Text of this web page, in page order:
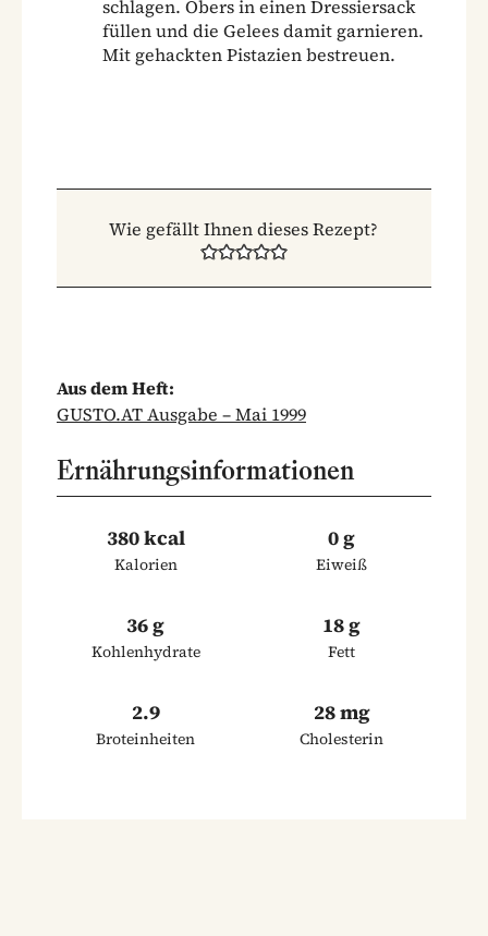
schlagen. Obers in einen Dressiersack
füllen und die Gelees damit garnieren.
Mit gehackten Pistazien bestreuen.
Wie gefällt Ihnen dieses Rezept?
Aus dem Heft:
GUSTO.AT Ausgabe – Mai 1999
Ernährungsinformationen
380 kcal
Kalorien
0 g
Eiweiß
36 g
Kohlenhydrate
18 g
Fett
2.9
Broteinheiten
28 mg
Cholesterin